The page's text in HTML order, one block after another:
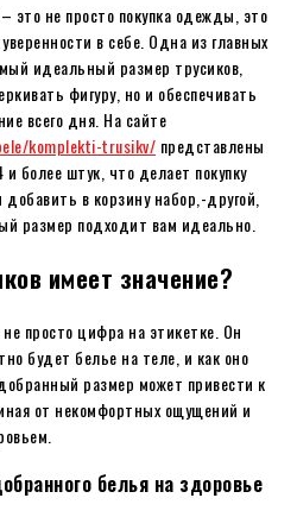
это не просто покупка одежды, это
в себе. Одна из главных
идеальный размер трусиков,
фигуру, но и обеспечивать
всего дня. На сайте
komplekti-trusikv/ представлены
более штук, что делает покупку
в корзину набор,-другой,
размер подходит вам идеально.
имеет значение?
просто цифра на этикетке. Он
будет белье на теле, и как оно
размер может привести к
от некомфортных ощущений и
белья на здоровье